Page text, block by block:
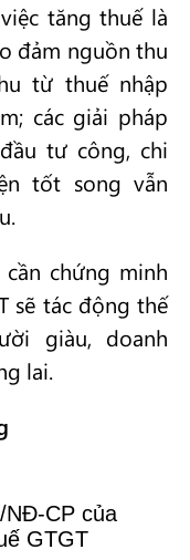
tăng thuế là
đảm nguồn thu
từ thuế nhập
các giải pháp
tư công, chi
tốt song vẫn
chứng minh
sẽ tác động thế
giàu, doanh
lai.
NĐ-CP của
GTGT